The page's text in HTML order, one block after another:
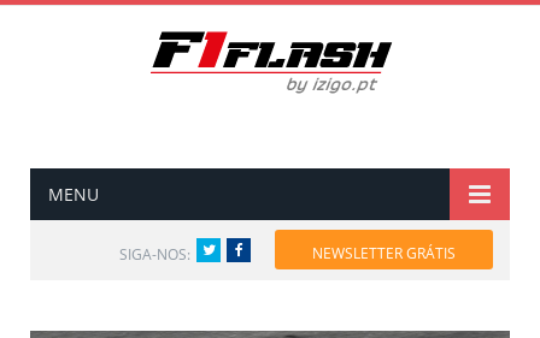
MENU
SIGA-NOS: TwitterFacebook NEWSLETTER GRÁTIS